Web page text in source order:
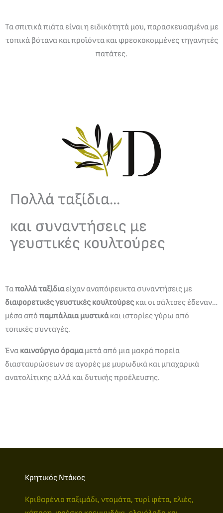
Τα σπιτικά πιάτα είναι η ειδικότητά μου, παρασκευασμένα με
τοπικά βότανα και προϊόντα και φρεσκοκομμένες τηγανητές
πατάτες.
Πολλά ταξίδια...
και συναντήσεις με
γευστικές κουλτούρες
Ταπολλά ταξίδιαείχαν αναπόφευκτα συναντήσεις με
διαφορετικές γευστικές κουλτούρες και οι σάλτσες έδεναν…
μέσα από παμπάλαια μυστικάκαι ιστορίες γύρω από
τοπικές συνταγές.
Ένα καινούργιο όραμαμετά από μια μακρά πορεία
διασταυρώσεων σε αγορές με μυρωδικά και μπαχαρικά
ανατολίτικης αλλά και δυτικής προέλευσης.
Κρητικός Ντάκος ​
Κριθαρένιο παξιμάδι, ντομάτα, τυρί φέτα, ελιές,